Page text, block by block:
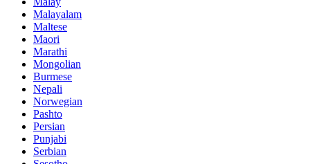
Malayalam
Maltese
Maori
Marathi
Mongolian
Burmese
Nepali
Norwegian
Pashto
Persian
Punjabi
Serbian